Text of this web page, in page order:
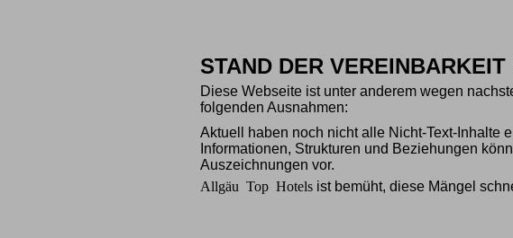
STAND DER
Diese Webseite ist unter anderem wegen
folgenden Ausnahmen:
Aktuell haben noch nicht alle Nicht-Text-Inhalte
Informationen, Strukturen und Beziehungen
Auszeichnungen vor.
Allgäu Top Hotels ist bemüht, diese Mängel